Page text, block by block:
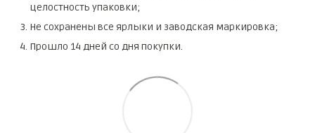
целостность упаковки;
Не сохранены все ярлыки и заводская маркировка;
Прошло 14 дней со дня покупки.